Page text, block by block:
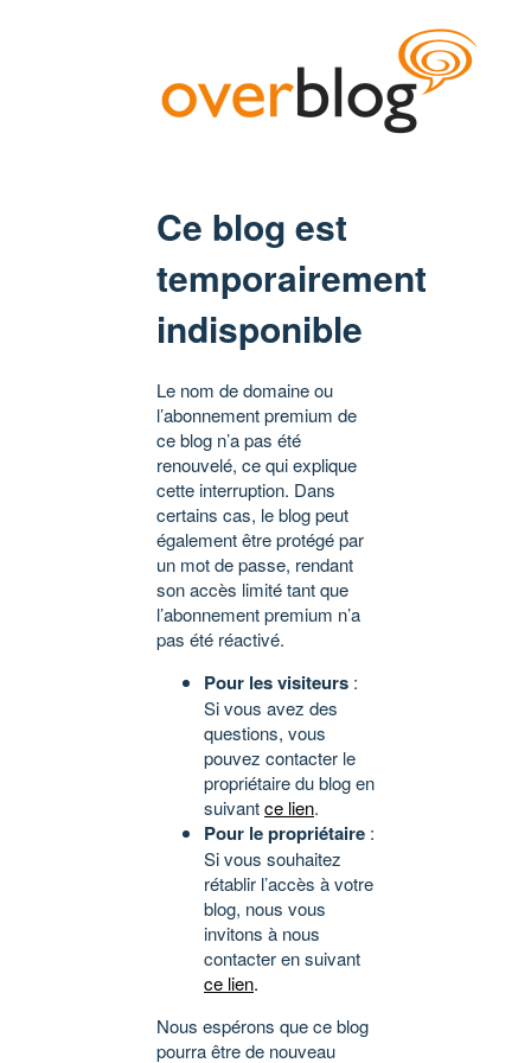
Ce blog est
temporairement
indisponible
Le nom de domaine ou
l’abonnement premium de
ce blog n’a pas été
renouvelé, ce qui explique
cette interruption. Dans
certains cas, le blog peut
également être protégé par
un mot de passe, rendant
son accès limité tant que
l’abonnement premium n’a
pas été réactivé.
Pour les visiteurs :
Si vous avez des
questions, vous
pouvez contacter le
propriétaire du blog en
suivantce lien.
Pour le propriétaire :
Si vous souhaitez
rétablir l’accès à votre
blog, nous vous
invitons à nous
contacter en suivant
ce lien.
Nous espérons que ce blog
pourra être de nouveau